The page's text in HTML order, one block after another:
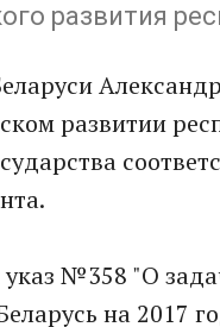
развития
развитии
№358 "О
на 2017